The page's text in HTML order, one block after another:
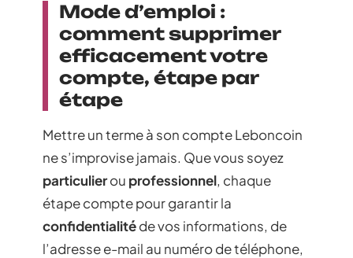
Mode d’emploi :
comment supprimer
efficacement votre
compte, étape par
étape
Mettre un terme à son compte Leboncoin
ne s’improvise jamais. Que vous soyez
particulierou professionnel, chaque
étape compte pour garantir la
confidentialitéde vos informations, de
l’adresse e-mail au numéro de téléphone,